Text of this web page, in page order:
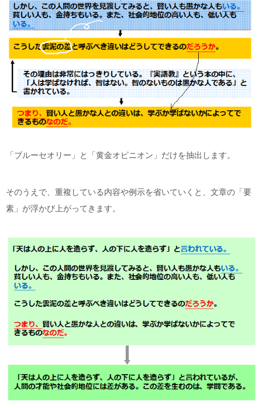
「ブルーセオリー」と「黄金オピニオン」だけを抽出します。
そのうえで、重複している内容や例示を省いていくと、文章の「要
素」が浮かび上がってきます。